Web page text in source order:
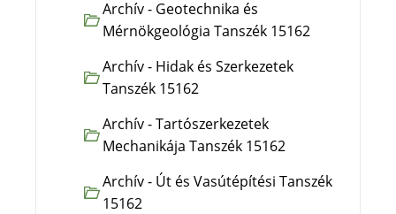
Archív - Geotechnika és
Mérnökgeológia Tanszék 15162
Archív - Hidak és Szerkezetek
Tanszék 15162
Archív - Tartószerkezetek
Mechanikája Tanszék 15162
Archív - Út és Vasútépítési Tanszék
15162